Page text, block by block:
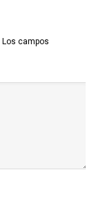
Los campos